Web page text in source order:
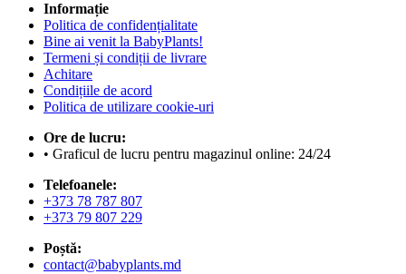
Informație
Politica de confidențialitate
Bine ai venit la BabyPlants!
Termeni și condiții de livrare
Achitare
Condițiile de acord
Politica de utilizare cookie-uri
Ore de lucru:
• Graficul de lucru pentru magazinul online: 24/24
Telefoanele:
+373 78 787 807
+373 79 807 229
Poștă:
contact@babyplants.md